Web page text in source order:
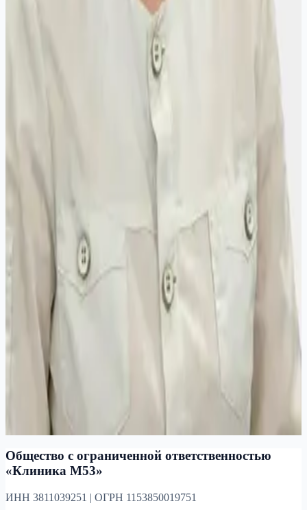
2020 - "Ультразвуковая диагностика", ООО
"ИНСТИТУТ ИННОВАЦИОННЫХ
ТЕХНОЛОГИЙ" г. Оренбург, повышение
квалификации, сертификат №562413365209, до
2023 - "Ультразвуковая диагностика", ООО
2025 - "Ультразвуковая диагностика", АПО ФГБУ
"Федеральный научно-клинический центр
Другие специалисты:
ультразвуковой диагностики
Жеребцова Елена
Александровна
Врач ультразвуковой диагностики
Стаж 38 лет
Сафарова Анна
Александровна
Врач ультразвуковой диагностики
Стаж 21 год
Попова Надежда
Викторовна
Врач ультразвуковой диагностики
Стаж 24 года
Общество с ограниченной ответственностью
«Клиника М53»
ИНН 3811039251 | ОГРН 1153850019751